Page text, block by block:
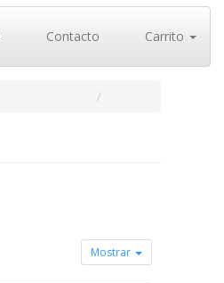
Contacto Carrito
Mostrar